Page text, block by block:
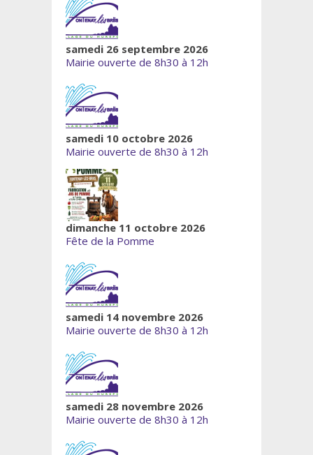
samedi 26 septembre 2026
Mairie ouverte de 8h30 à 12h
samedi 10 octobre 2026
Mairie ouverte de 8h30 à 12h
dimanche 11 octobre 2026
Fête de la Pomme
samedi 14 novembre 2026
Mairie ouverte de 8h30 à 12h
samedi 28 novembre 2026
Mairie ouverte de 8h30 à 12h